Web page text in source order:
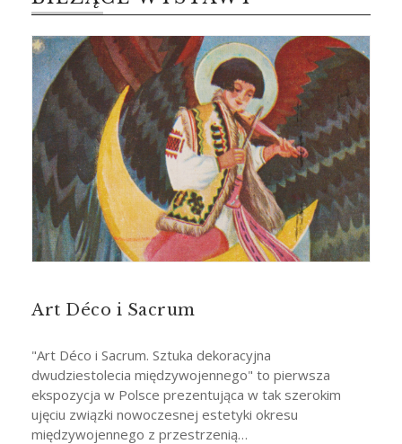
Art Déco i Sacrum
"Art Déco i Sacrum. Sztuka dekoracyjna
dwudziestolecia międzywojennego" to pierwsza
ekspozycja w Polsce prezentująca w tak szerokim
ujęciu związki nowoczesnej estetyki okresu
międzywojennego z przestrzenią…